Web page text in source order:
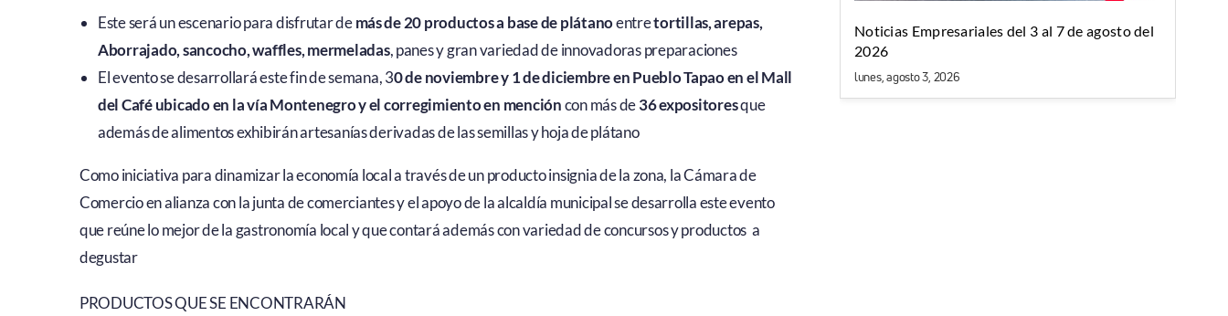
Este será un escenario para disfrutar demás de 20 productos a base de plátanoentretortillas, arepas,
Aborrajado, sancocho, waffles, mermeladas, panes y gran variedad de innovadoras preparaciones
El evento se desarrollará este fin de semana, 30 de noviembre y 1 de diciembre en Pueblo Tapao en el Mall
del Café ubicado en la vía Montenegro y el corregimiento en mencióncon más de36 expositoresque
además de alimentos exhibirán artesanías derivadas de las semillas y hoja de plátano
Como iniciativa para dinamizar la economía local a través de un producto insignia de la zona, la Cámara de
Comercio en alianza con la junta de comerciantes y el apoyo de la alcaldía municipal se desarrolla este evento
que reúne lo mejor de la gastronomía local y que contará además con variedad de concursos y productos a
degustar
PRODUCTOS QUE SE ENCONTRARÁN
Noticias Empresariales del 3 al 7 de agosto del
2026
lunes, agosto 3, 2026